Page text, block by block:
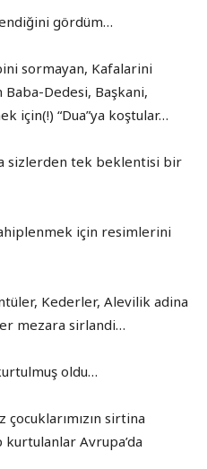
gördüm…
sormayan, Kafalarini
Dedesi, Başkani,
için(!) “Dua”ya koştular…
sizlerden tek beklentisi bir
için resimlerini
Kederler, Alevilik adina
mezara sirlandi…
oldu…
çocuklarımızın sirtina
Avrupa’da